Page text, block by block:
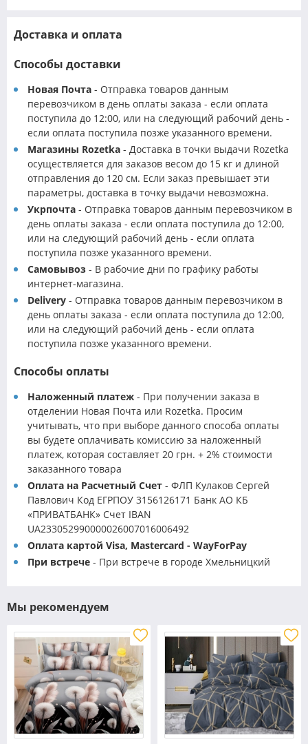
Доставка и оплата
Способы доставки
Новая Почта - Отправка товаров данным
перевозчиком в день оплаты заказа - если оплата
поступила до 12:00, или на следующий рабочий день -
если оплата поступила позже указанного времени.
Магазины Rozetka - Доставка в точки выдачи Rozetka
осуществляется для заказов весом до 15 кг и длиной
отправления до 120 см. Если заказ превышает эти
параметры, доставка в точку выдачи невозможна.
Укрпочта - Отправка товаров данным перевозчиком в
день оплаты заказа - если оплата поступила до 12:00,
или на следующий рабочий день - если оплата
поступила позже указанного времени.
Самовывоз - В рабочие дни по графику работы
интернет-магазина.
Delivery - Отправка товаров данным перевозчиком в
день оплаты заказа - если оплата поступила до 12:00,
или на следующий рабочий день - если оплата
поступила позже указанного времени.
Способы оплаты
Наложенный платеж - При получении заказа в
отделении Новая Почта или Rozetka. Просим
учитывать, что при выборе данного способа оплаты
вы будете оплачивать комиссию за наложенный
платеж, которая составляет 20 грн. + 2% стоимости
заказанного товара
Оплата на Расчетный Счет - ФЛП Кулаков Сергей
Павлович Код ЕГРПОУ 3156126171 Банк АО КБ
«ПРИВАТБАНК» Счет IBAN
UA233052990000026007016006492
Оплата картой Visa, Mastercard - WayForPay
При встрече - При встрече в городе Хмельницкий
Мы рекомендуем